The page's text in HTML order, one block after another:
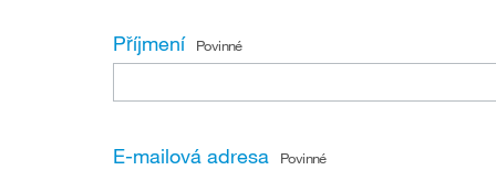
Příjmení Povinné
E-mailová adresa Povinné